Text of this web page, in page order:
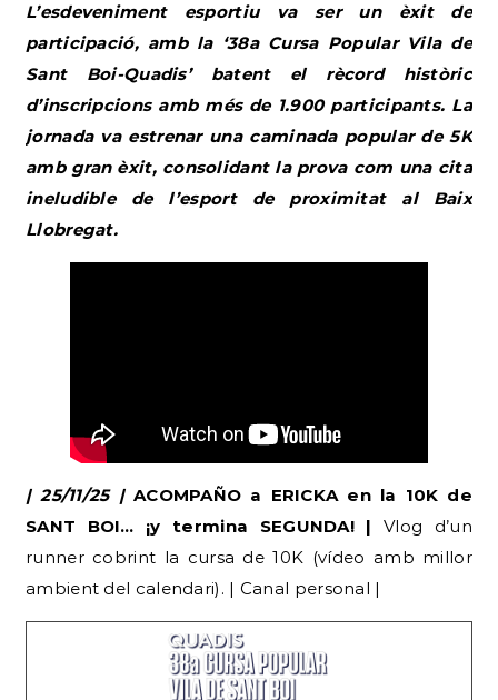
L’esdeveniment esportiu va ser un èxit de
participació, amb la ‘38a Cursa Popular Vila de
Sant Boi-Quadis’ batent el rècord històric
d’inscripcions amb més de 1.900 participants. La
jornada va estrenar una caminada popular de 5K
amb gran èxit, consolidant la prova com una cita
ineludible de l’esport de proximitat al Baix
Llobregat.
| 25/11/25 | ACOMPAÑO a ERICKA en la 10K de
SANT BOI… ¡y termina SEGUNDA! | Vlog d’un
runner cobrint la cursa de 10K (vídeo amb millor
ambient del calendari). | Canal personal |